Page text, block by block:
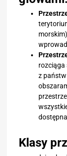
rozciąga
z
Klasy